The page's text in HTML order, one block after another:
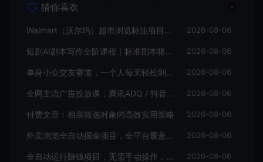
猜你喜欢
Walmart（沃尔玛）超市浏览标注项目，单账号日收益20+单电脑日收益可达800+带分佣机制【揭秘】 2026-08-06
短剧AI剧本写作全阶课程｜标准剧本格式、AI写剧指令、投稿过稿技巧、网文改编、主线剧情把控、审稿避坑全套实操教学 2026-08-06
单身小众交友赛道，一个人每天轻松到手1000+，落地快、见效稳【揭秘】 2026-08-06
全网主流广告投放课，腾讯ADQ / 抖音 / 快手 / B 站实操教学，手把手教投手赚钱变现，全套变现拆解稳定出单 2026-08-06
付费文章：相亲筛选对象的高效实用策略 2026-08-06
外卖浏览全自动掘金项目，全平台覆盖，单窗口一天30+，可批量矩阵做，轻松日入500+【揭秘】 2026-08-06
全自动运行賺钱项目，无需手动操作，稳定运行长期可做，新手副业首选【揭秘】 2026-08-06